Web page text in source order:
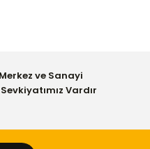
ve Sanayi
Vardır